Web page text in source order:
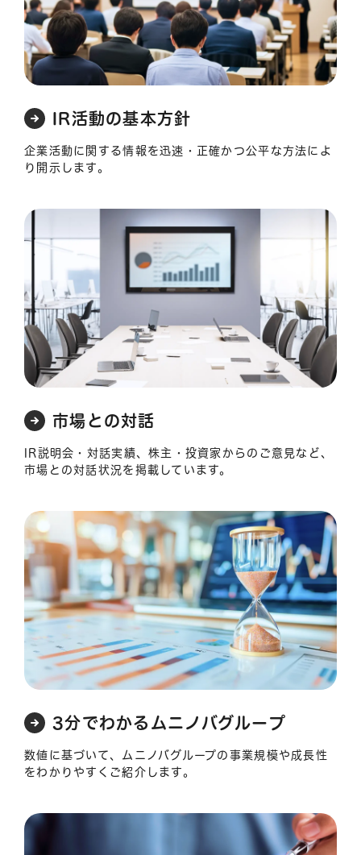
IR活動の基本方針
企業活動に関する情報を迅速・正確かつ公平な方法によ
り開示します。
市場との対話
IR説明会・対話実績、株主・投資家からのご意見など、
市場との対話状況を掲載しています。
3分でわかるムニノバグループ
数値に基づいて、ムニノバグループの事業規模や成長性
をわかりやすくご紹介します。